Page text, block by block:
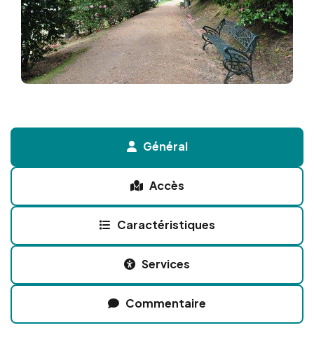
Général
Accès
Caractéristiques
Services
Commentaire